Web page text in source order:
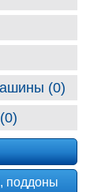
(0)
поддоны